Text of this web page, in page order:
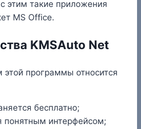
этим такие приложения
MS Office.
KMSAuto Net
этой программы относится
бесплатно;
понятным интерфейсом;